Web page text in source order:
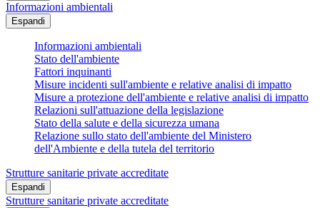
Informazioni ambientali
Espandi
Informazioni ambientali
Stato dell'ambiente
Fattori inquinanti
Misure incidenti sull'ambiente e relative analisi di impatto
Misure a protezione dell'ambiente e relative analisi di impatto
Relazioni sull'attuazione della legislazione
Stato della salute e della sicurezza umana
Relazione sullo stato dell'ambiente del Ministero
dell'Ambiente e della tutela del territorio
Strutture sanitarie private accreditate
Espandi
Strutture sanitarie private accreditate